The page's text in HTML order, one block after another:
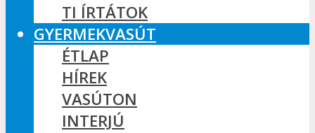
TI ÍRTÁTOK
GYERMEKVASÚT
ÉTLAP
HÍREK
VASÚTON
INTERJÚ